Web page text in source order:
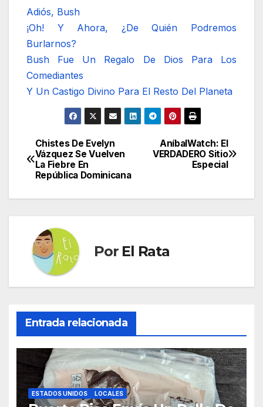
Adiós, Bush
¡Oh! Y Ahora, ¿De Quién Podremos
Burlarnos?
Bush Fue Un Regalo De Dios Para Los
Comediantes
Y Un Castigo Divino Para El Resto Del Planeta
Navegación
de
entradas
AníbalWatch: El
VERDADERO Sitio
Especial
Chistes De Evelyn
Vázquez Se Vuelven
La Fiebre En
República Dominicana
Por El Rata
Entrada relacionada
ESTADOS UNIDOS LOCALES